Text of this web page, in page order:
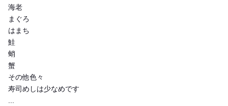
海老
まぐろ
はまち
鮭
蛸
蟹
その他色々
寿司めしは少なめです